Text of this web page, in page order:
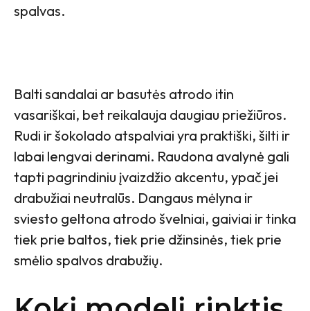
spalvas.
Balti sandalai ar basutės atrodo itin
vasariškai, bet reikalauja daugiau priežiūros.
Rudi ir šokolado atspalviai yra praktiški, šilti ir
labai lengvai derinami. Raudona avalynė gali
tapti pagrindiniu įvaizdžio akcentu, ypač jei
drabužiai neutralūs. Dangaus mėlyna ir
sviesto geltona atrodo švelniai, gaiviai ir tinka
tiek prie baltos, tiek prie džinsinės, tiek prie
smėlio spalvos drabužių.